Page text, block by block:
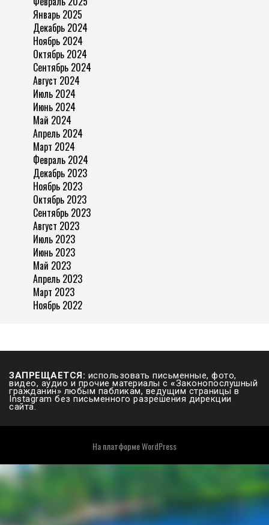
Январь 2025
Декабрь 2024
Ноябрь 2024
Октябрь 2024
Сентябрь 2024
Август 2024
Июль 2024
Июнь 2024
Май 2024
Апрель 2024
Март 2024
Февраль 2024
Декабрь 2023
Ноябрь 2023
Октябрь 2023
Сентябрь 2023
Август 2023
Июль 2023
Июнь 2023
Май 2023
Апрель 2023
Март 2023
Ноябрь 2022
ЗАПРЕЩАЕТСЯ: использовать письменные, фото,
видео, аудио и прочие материалы с «Законопослушный
гражданин» любым пабликам, ведущим страницы в
Instagram без письменного разрешения дирекции
сайта.
На платформеWordPress